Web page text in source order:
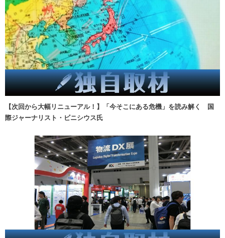
【次回から大幅リニューアル！】「今そこにある危機」を読み解く 国
際ジャーナリスト・ビニシウス氏